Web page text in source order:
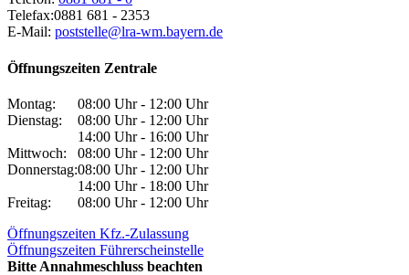
Telefax:0881 681 - 2353
E-Mail: poststelle@lra-wm.bayern.de
Öffnungszeiten Zentrale
Montag:
08:00 Uhr - 12:00 Uhr
Dienstag:
08:00 Uhr - 12:00 Uhr
14:00 Uhr - 16:00 Uhr
Mittwoch:
08:00 Uhr - 12:00 Uhr
Donnerstag:08:00 Uhr - 12:00 Uhr
14:00 Uhr - 18:00 Uhr
Freitag:
08:00 Uhr - 12:00 Uhr
Öffnungszeiten Kfz.-Zulassung
Öffnungszeiten Führerscheinstelle
Bitte Annahmeschluss beachten